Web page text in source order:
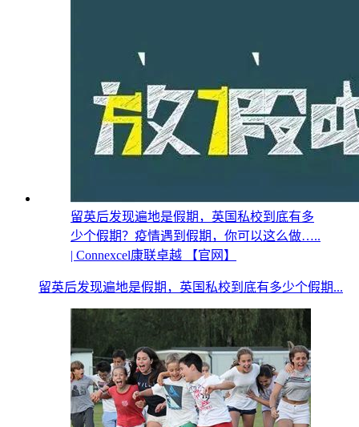
留英后发现遍地是假期，英国私校到底有多
少个假期？疫情遇到假期，你可以这么做…..
| Connexcel康联卓越 【官网】
留英后发现遍地是假期，英国私校到底有多少个假期...